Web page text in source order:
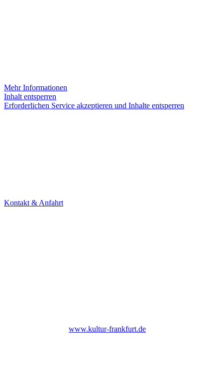
Mehr Informationen
Inhalt entsperren
Erforderlichen Service akzeptieren und Inhalte entsperren
Kontakt & Anfahrt
www.kultur-frankfurt.de